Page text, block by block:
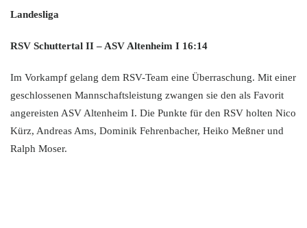
Landesliga
RSV Schuttertal II – ASV Altenheim I 16:14
Im Vorkampf gelang dem RSV-Team eine Überraschung. Mit einer
geschlossenen Mannschaftsleistung zwangen sie den als Favorit
angereisten ASV Altenheim I. Die Punkte für den RSV holten Nico
Kürz, Andreas Ams, Dominik Fehrenbacher, Heiko Meßner und
Ralph Moser.